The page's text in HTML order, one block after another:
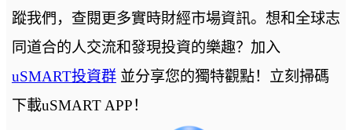
蹤我們，查閱更多實時財經市場資訊。想和全球志
同道合的人交流和發現投資的樂趣？加入
uSMART投資群並分享您的獨特觀點！立刻掃碼
下載uSMART APP！